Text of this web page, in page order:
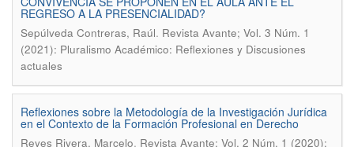
REGRESO A LA PRESENCIALIDAD?
Sepúlveda Contreras, Raúl. Revista Avante; Vol. 3 Núm. 1
(2021): Pluralismo Académico: Reflexiones y Discusiones
actuales
Reflexiones sobre la Metodología de la Investigación Jurídica
en el Contexto de la Formación Profesional en Derecho
Reyes Rivera, Marcelo. Revista Avante; Vol. 2 Núm. 1 (2020):